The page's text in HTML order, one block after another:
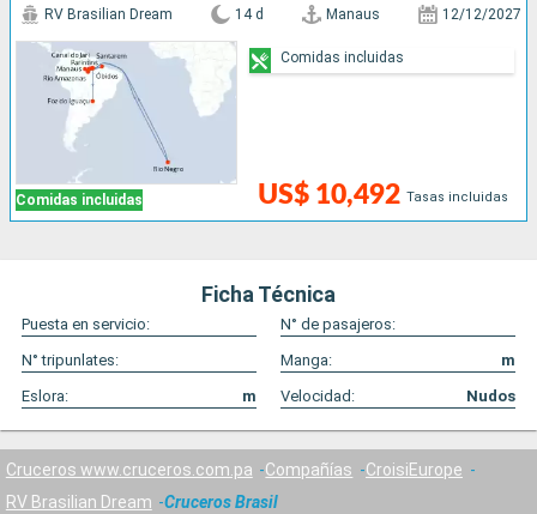
Comidas incluidas
RV Brasilian Dream 14 d Manaus 12/12/2027
US$ 10,492 Tasas incluidas
Comidas incluidas
Ficha Técnica
Puesta en servicio:
N° de pasajeros:
N° tripunlates:
Manga:
m
Eslora:
m Velocidad: Nudos
Cruceros www.cruceros.com.pa Compañías
CroisiEurope
RV Brasilian Dream
Cruceros Brasil